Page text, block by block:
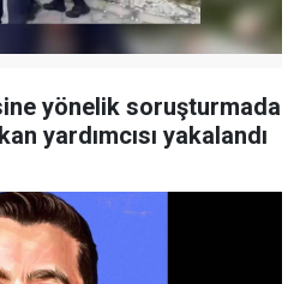
yönelik soruşturmada
yardımcısı yakalandı